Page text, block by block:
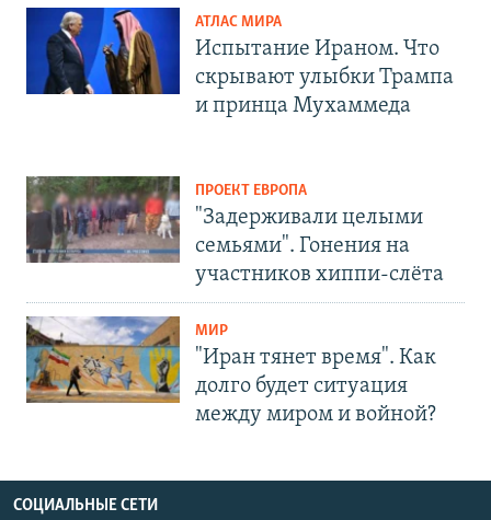
АТЛАС МИРА
Испытание Ираном. Что
скрывают улыбки Трампа
и принца Мухаммеда
ПРОЕКТ ЕВРОПА
"Задерживали целыми
семьями". Гонения на
участников хиппи-слёта
МИР
"Иран тянет время". Как
долго будет ситуация
между миром и войной?
СОЦИАЛЬНЫЕ СЕТИ